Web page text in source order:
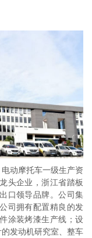
动摩托车一级生产资
头企业，浙江省踏板
口领导品牌。公司集
司拥有配置精良的发
涂装烤漆生产线；设
发动机研究室、整车